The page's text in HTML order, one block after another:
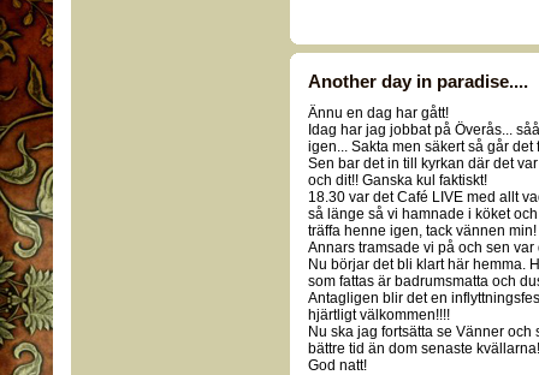
Another day in paradise....
Ännu en dag har gått!
Idag har jag jobbat på Överås...
igen... Sakta men säkert så går
Sen bar det in till kyrkan där det
och dit!! Ganska kul faktiskt!
18.30 var det Café LIVE med allt
så länge så vi hamnade i köket
träffa henne igen, tack vännen min!
Annars tramsade vi på och sen
Nu börjar det bli klart här hemma.
som fattas är badrumsmatta och
Antagligen blir det en
hjärtligt välkommen!!!!
Nu ska jag fortsätta se Vänner
bättre tid än dom senaste
God natt!